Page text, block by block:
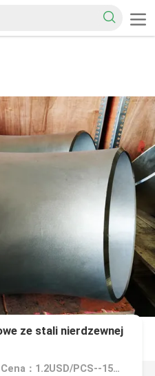
ze stali nierdzewnej
Cena：1.2USD/PCS--15000/PCS